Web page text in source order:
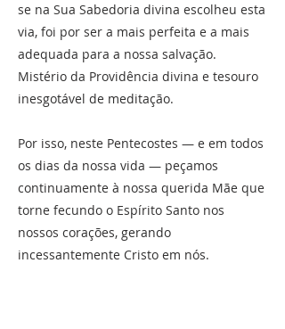
se na Sua Sabedoria divina escolheu esta
via, foi por ser a mais perfeita e a mais
adequada para a nossa salvação.
Mistério da Providência divina e tesouro
inesgotável de meditação.
Por isso, neste Pentecostes — e em todos
os dias da nossa vida — peçamos
continuamente à nossa querida Mãe que
torne fecundo o Espírito Santo nos
nossos corações, gerando
incessantemente Cristo em nós.